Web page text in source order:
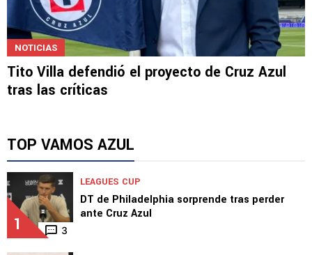
NOTICIAS
Tito Villa defendió el proyecto de Cruz Azul
tras las críticas
TOP VAMOS AZUL
1 3
LEAGUES CUP
DT de Philadelphia sorprende tras perder
ante Cruz Azul